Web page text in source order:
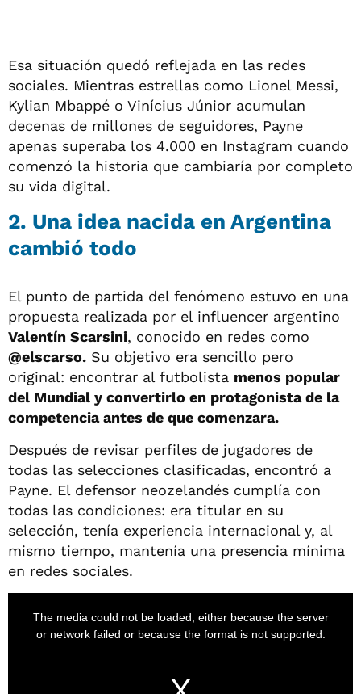
Esa situación quedó reflejada en las redes
sociales. Mientras estrellas como Lionel Messi,
Kylian Mbappé o Vinícius Júnior acumulan
decenas de millones de seguidores, Payne
apenas superaba los 4.000 en Instagram cuando
comenzó la historia que cambiaría por completo
su vida digital.
2. Una idea nacida en Argentina
cambió todo
El punto de partida del fenómeno estuvo en una
propuesta realizada por el influencer argentino
Valentín Scarsini, conocido en redes como
@elscarso. Su objetivo era sencillo pero
original: encontrar al futbolista menos popular
del Mundial y convertirlo en protagonista de la
competencia antes de que comenzara.
Después de revisar perfiles de jugadores de
todas las selecciones clasificadas, encontró a
Payne. El defensor neozelandés cumplía con
todas las condiciones: era titular en su
selección, tenía experiencia internacional y, al
mismo tiempo, mantenía una presencia mínima
en redes sociales.